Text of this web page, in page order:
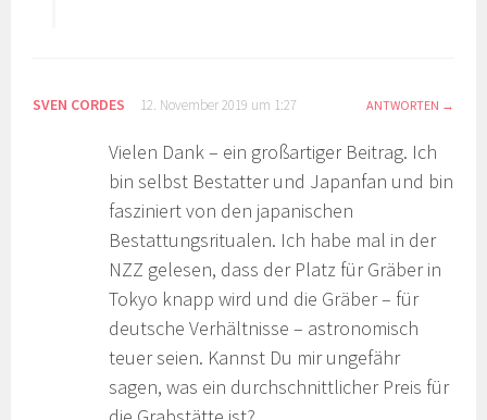
SVEN CORDES 12. November 2019 um 1:27 ANTWORTEN
Vielen Dank – ein großartiger Beitrag. Ich
bin selbst Bestatter und Japanfan und bin
fasziniert von den japanischen
Bestattungsritualen. Ich habe mal in der
NZZ gelesen, dass der Platz für Gräber in
Tokyo knapp wird und die Gräber – für
deutsche Verhältnisse – astronomisch
teuer seien. Kannst Du mir ungefähr
sagen, was ein durchschnittlicher Preis für